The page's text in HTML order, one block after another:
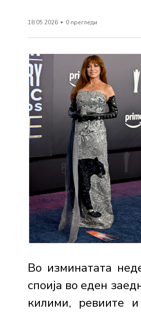
18.05.2026 0 прегледи
Во изминатата
споија во еден
килими, ревиите